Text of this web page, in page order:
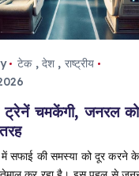
टेक, देश , राष्ट्रीय
ट्रेनें चमकेंगी, जनरल
सफाई की समस्या को दूर करने के